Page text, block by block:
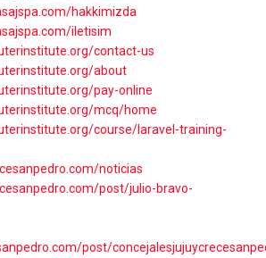
hakkimizda
iletisim
contact-us
about
pay-online
mcq/home
course/laravel-training-
noticias
post/julio-bravo-
post/